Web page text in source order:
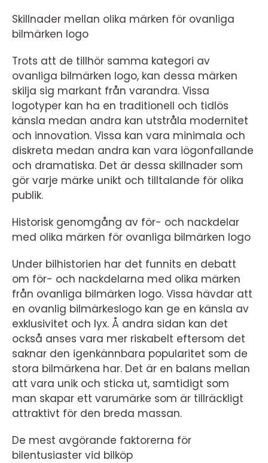
Skillnader mellan olika märken för ovanliga
bilmärken logo
Trots att de tillhör samma kategori av
ovanliga bilmärken logo, kan dessa märken
skilja sig markant från varandra. Vissa
logotyper kan ha en traditionell och tidlös
känsla medan andra kan utstråla modernitet
och innovation. Vissa kan vara minimala och
diskreta medan andra kan vara iögonfallande
och dramatiska. Det är dessa skillnader som
gör varje märke unikt och tilltalande för olika
publik.
Historisk genomgång av för- och nackdelar
med olika märken för ovanliga bilmärken logo
Under bilhistorien har det funnits en debatt
om för- och nackdelarna med olika märken
från ovanliga bilmärken logo. Vissa hävdar att
en ovanlig bilmärkeslogo kan ge en känsla av
exklusivitet och lyx. Å andra sidan kan det
också anses vara mer riskabelt eftersom det
saknar den igenkännbara popularitet som de
stora bilmärkena har. Det är en balans mellan
att vara unik och sticka ut, samtidigt som
man skapar ett varumärke som är tillräckligt
attraktivt för den breda massan.
De mest avgörande faktorerna för
bilentusiaster vid bilköp